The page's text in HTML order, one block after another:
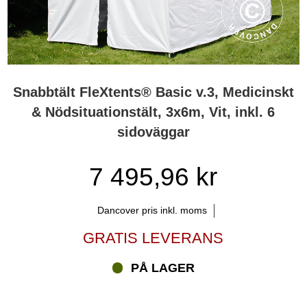
Snabbtält FleXtents® Basic v.3, Medicinskt
& Nödsituationstält, 3x6m, Vit, inkl. 6
sidoväggar
7 495,96 kr
Dancover pris inkl. moms
GRATIS LEVERANS
PÅ LAGER